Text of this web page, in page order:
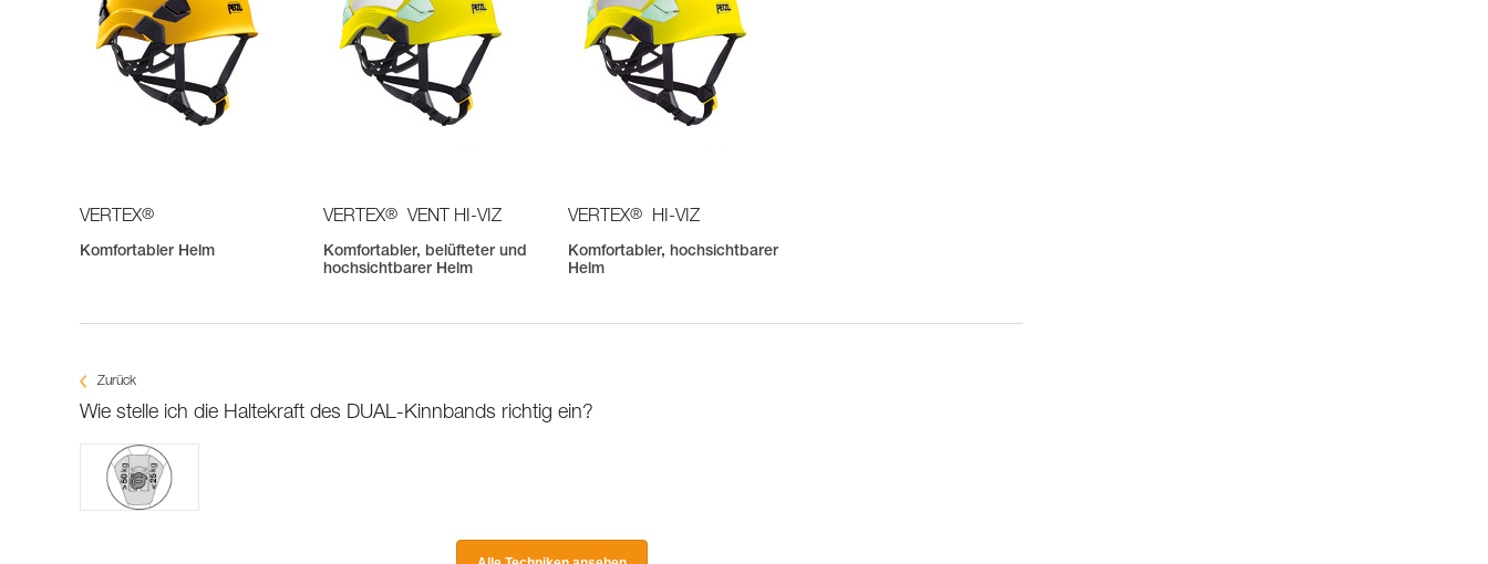
VERTEX®
Komfortabler Helm
VERTEX® VENT HI-VIZ
Komfortabler, belüfteter und
hochsichtbarer Helm
VERTEX® HI-VIZ
Komfortabler, hochsichtbarer
Helm
Zurück
Wie stelle ich die Haltekraft des DUAL-Kinnbands richtig ein?